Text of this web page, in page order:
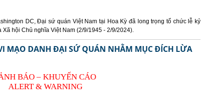
DC, Đại sứ quán Việt Nam tại Hoa Kỳ đã long trọng tổ chức lễ kỷ
hội Chủ nghĩa Việt Nam (2/9/1945 - 2/9/2024).
MẠO DANH ĐẠI SỨ QUÁN NHẰM MỤC ĐÍCH LỪA
BÁO – KHUYẾN CÁO
ALERT & WARNING